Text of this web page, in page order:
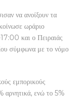
να ανοίξουν τα
ωράριο
και ο Πειραιάς
σύμφωνα με το νόμο
εμπορικούς
αρνητικά, ενώ το 5%